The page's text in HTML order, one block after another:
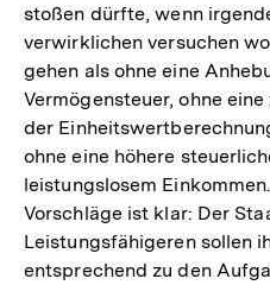
stoßen dürfte, wenn
verwirklichen versuchen
gehen als ohne eine
Vermögensteuer, ohne
der
ohne eine höhere
leistungslosem
Vorschläge ist klar: Der
Leistungsfähigeren sollen
entsprechend zu den